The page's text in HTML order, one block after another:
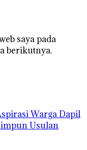
saya pada
berikutnya.